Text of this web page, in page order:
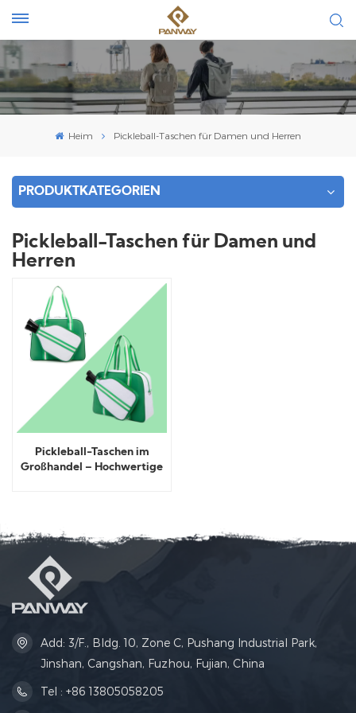
Heim Pickleball-Taschen für Damen und Herren
PRODUKTKATEGORIEN
Pickleball-Taschen für Damen und
Herren
Pickleball-Taschen im
Großhandel – Hochwertige
Add: 3/F., Bldg. 10, Zone C, Pushang Industrial Park,
Jinshan, Cangshan, Fuzhou, Fujian, China
Tel : +86 13805058205